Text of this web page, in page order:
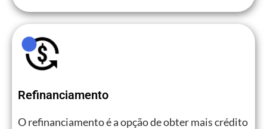
Refinanciamento
O refinanciamento é a opção de obter mais crédito